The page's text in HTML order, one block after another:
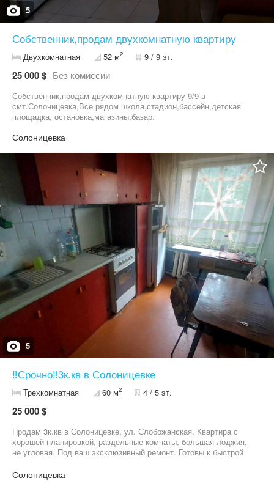
5
Собственник,продам двухкомнатную квартиру
Двухкомнатная 52 м2 9 / 9 эт.
25 000 $ Без комиссии
Собственник,продам двухкомнатную квартиру 9/9 в
смт.Солоницевка,Все рядом школа,стадион,бассейн,детская
площадка, остановка,магазины,базар.
Солоницевка
5
‼️Срочно‼️3к.кв в Солоницевке
Трехкомнатная 60 м2 4 / 5 эт.
25 000 $
Продам 3к.кв в Солоницевке, ул. Слобожанская. Квартира с
хорошей планировкой, раздельные комнаты, большая лоджия,
не угловая. Под ваш эксклюзивный ремонт. Готовы к быстрой
реальному покупателю .
Солоницевка